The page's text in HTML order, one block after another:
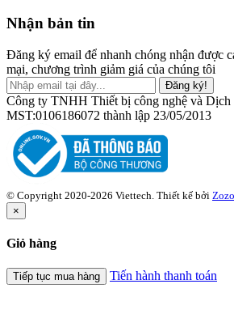
Nhận bản tin
Đăng ký email để nhanh chóng nhận được
mại, chương trình giảm giá của chúng tôi
Đăng ký!
Công ty TNHH Thiết bị công nghệ và Dịch
MST:0106186072 thành lập 23/05/2013
© Copyright 2020-2026 Viettech. Thiết kế bởi Zozo
×
Giỏ hàng
Tiếp tục mua hàng Tiến hành thanh toán